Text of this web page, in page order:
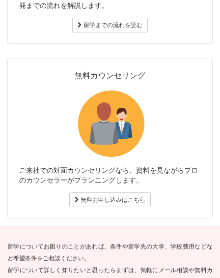
発までの流れを解説します。
留学までの流れを読む
無料カウンセリング
ご来社での対面カウンセリングなら、資料を見ながらプロ
のカウンセラーがプランニングします。
無料お申し込みはこちら
留学についてお困りのことがあれば、条件や留学先の大学、学校費用などな
ど希望条件をご相談ください。
留学について詳しく知りたいと思ったらまずは、気軽にメール相談や無料カ